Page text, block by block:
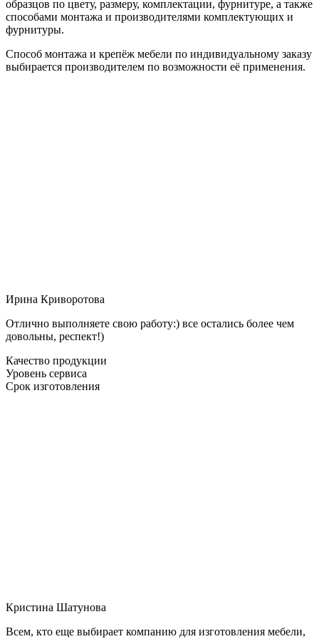
образцов по цвету, размеру, комплектации, фурнитуре, а также
способами монтажа и производителями комплектующих и
фурнитуры.
Способ монтажа и крепёж мебели по индивидуальному заказу
выбирается производителем по возможности её применения.
Ирина Криворотова
Отлично выполняете свою работу:) все остались более чем
довольны, респект!)
Качество продукции
Уровень сервиса
Срок изготовления
Кристина Шатунова
Всем, кто еще выбирает компанию для изготовления мебели,